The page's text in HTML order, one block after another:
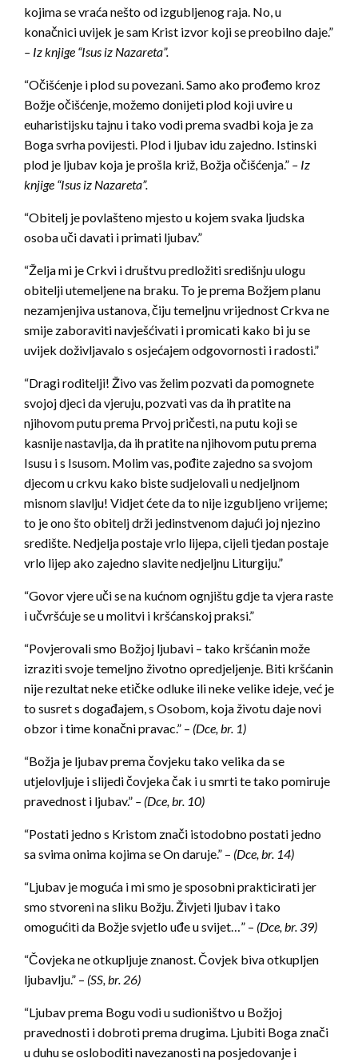
kojima se vraća nešto od izgubljenog raja. No, u
konačnici uvijek je sam Krist izvor koji se preobilno daje.”
– Iz knjige “Isus iz Nazareta”.
“Očišćenje i plod su povezani. Samo ako prođemo kroz
Božje očišćenje, možemo donijeti plod koji uvire u
euharistijsku tajnu i tako vodi prema svadbi koja je za
Boga svrha povijesti. Plod i ljubav idu zajedno. Istinski
plod je ljubav koja je prošla križ, Božja očišćenja.” – Iz
knjige “Isus iz Nazareta”.
“Obitelj je povlašteno mjesto u kojem svaka ljudska
osoba uči davati i primati ljubav.”
“Želja mi je Crkvi i društvu predložiti središnju ulogu
obitelji utemeljene na braku. To je prema Božjem planu
nezamjenjiva ustanova, čiju temeljnu vrijednost Crkva ne
smije zaboraviti navješćivati i promicati kako bi ju se
uvijek doživljavalo s osjećajem odgovornosti i radosti.”
“Dragi roditelji! Živo vas želim pozvati da pomognete
svojoj djeci da vjeruju, pozvati vas da ih pratite na
njihovom putu prema Prvoj pričesti, na putu koji se
kasnije nastavlja, da ih pratite na njihovom putu prema
Isusu i s Isusom. Molim vas, pođite zajedno sa svojom
djecom u crkvu kako biste sudjelovali u nedjeljnom
misnom slavlju! Vidjet ćete da to nije izgubljeno vrijeme;
to je ono što obitelj drži jedinstvenom dajući joj njezino
središte. Nedjelja postaje vrlo lijepa, cijeli tjedan postaje
vrlo lijep ako zajedno slavite nedjeljnu Liturgiju.”
“Govor vjere uči se na kućnom ognjištu gdje ta vjera raste
i učvršćuje se u molitvi i kršćanskoj praksi.”
“Povjerovali smo Božjoj ljubavi – tako kršćanin može
izraziti svoje temeljno životno opredjeljenje. Biti kršćanin
nije rezultat neke etičke odluke ili neke velike ideje, već je
to susret s događajem, s Osobom, koja životu daje novi
obzor i time konačni pravac.” – (Dce, br. 1)
“Božja je ljubav prema čovjeku tako velika da se
utjelovljuje i slijedi čovjeka čak i u smrti te tako pomiruje
pravednost i ljubav.” – (Dce, br. 10)
“Postati jedno s Kristom znači istodobno postati jedno
sa svima onima kojima se On daruje.” – (Dce, br. 14)
“Ljubav je moguća i mi smo je sposobni prakticirati jer
smo stvoreni na sliku Božju. Živjeti ljubav i tako
omogućiti da Božje svjetlo uđe u svijet…” – (Dce, br. 39)
“Čovjeka ne otkupljuje znanost. Čovjek biva otkupljen
ljubavlju.” – (SS, br. 26)
“Ljubav prema Bogu vodi u sudioništvo u Božjoj
pravednosti i dobroti prema drugima. Ljubiti Boga znači
u duhu se osloboditi navezanosti na posjedovanje i